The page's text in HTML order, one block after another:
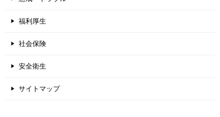
福利厚生
社会保険
安全衛生
サイトマップ